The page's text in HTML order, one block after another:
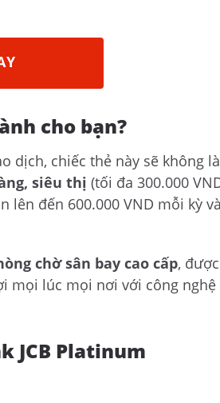
cho bạn?
dịch, chiếc thẻ này sẽ không
siêu thị (tối đa 300.000
lên đến 600.000 VND mỗi kỳ
chờ sân bay cao cấp,
mọi lúc mọi nơi với công nghệ
JCB Platinum